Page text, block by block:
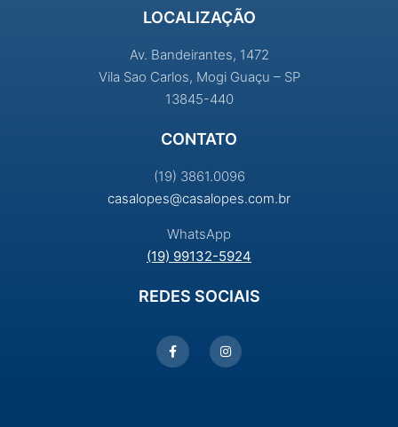
LOCALIZAÇÃO
Av. Bandeirantes, 1472
Vila Sao Carlos, Mogi Guaçu – SP
13845-440
CONTATO
(19) 3861.0096
casalopes@casalopes.com.br
WhatsApp
(19) 99132-5924
REDES SOCIAIS